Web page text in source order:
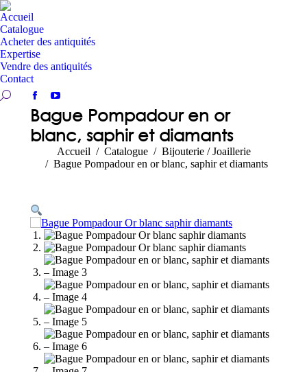
Accueil
Catalogue
Acheter des antiquités
Expertise
Vendre des antiquités
Contact
Recherche:
Facebook
page
opens
new
YouTube
page
opens
in
new
Bague Pompadour en or
blanc, saphir et diamants
Vous êtes ici :
Accueil Catalogue
Bijouterie / Joaillerie
Bague Pompadour en or blanc, saphir et diamants